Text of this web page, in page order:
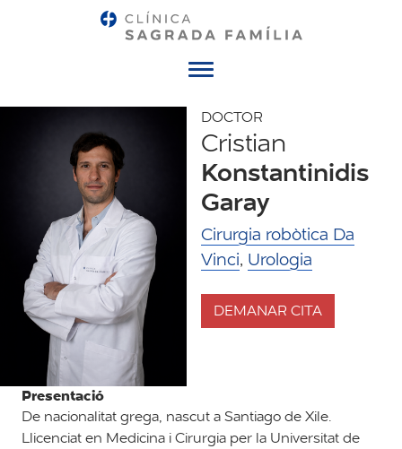
DOCTOR
Cristian
Konstantinidis
Garay
Cirurgia robòtica Da
Vinci, Urologia
DEMANAR CITA
Presentació
De nacionalitat grega, nascut a Santiago de Xile.
Llicenciat en Medicina i Cirurgia per la Universitat de